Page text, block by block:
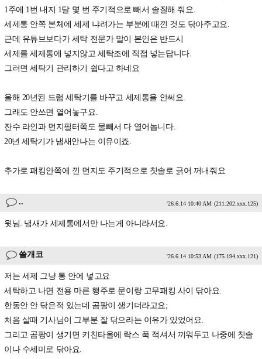
1주에 1번 내지 1달 몇 번 주기적으로 빼서 솔질해 줘요.
세제통 안쪽 본체에 세제 냐려가는 부분에 때낀 것도 닦아주고요.
근데 유튜브보다가 세탁 전문가 말이 본인은 반드시
세제를 세제통에 넣지않고 세탁조에 직접 넣는답니다.
그러면 세탁기 관리하기 쉽다고 하네요
올해 20년된 드럼 세탁기를 바꾸고 세제통을 안써요.
그래도 안쓰면 열어놓구요.
잔수 라인과 먼지필터쪽도 물빼서 다 열어놉니다.
20년 세탁기가 냄새안나는 이유이죠.
추가로 패킹안쪽에 낀 먼지도 주기적으로 칫솔로 긁어 꺼내줘요
.. '26.6.14 10:40 AM (211.202.xxx.125)
윗님. 냄새가 세제통에서만 나는게 아니라서요.
쓸개코 '26.6.14 10:53 AM (175.194.xxx.121)
저는 세제 그냥 통 안에 넣고요
세탁하고 나면 전용 마른 행주로 문이랑 고무패킹 사이 닦아요.
한동안 안 닦은적 있는데 곰팡이 생기더라고요;
처음 살때 기사님이 그부분 잘 닦으라는 이유가 있었어요.
그리고 곰팡이 생기면 키친타올에 락스 푹 적셔서 끼워두고 나중에 칫솔
이나 수세미로 닦아요.